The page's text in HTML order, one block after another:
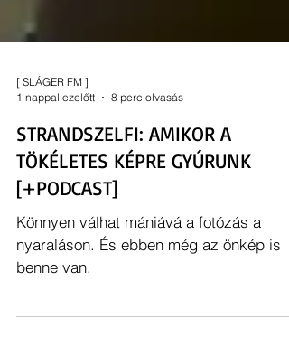
1 nappal ezelőtt
8 perc olvasás
STRANDSZELFI: AMIKOR A
TÖKÉLETES KÉPRE GYÚRUNK
[+PODCAST]
Könnyen válhat mániává a fotózás a
nyaraláson. És ebben még az önkép is